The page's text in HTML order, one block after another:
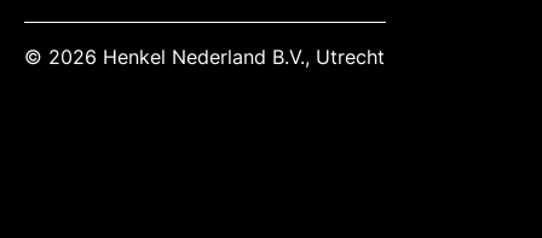
© 2026 Henkel Nederland B.V., Utrecht